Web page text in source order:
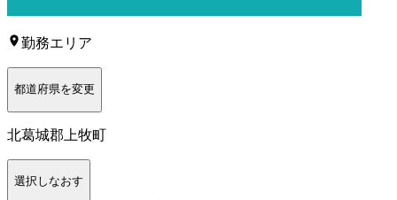
勤務エリア
都道府県を変更
北葛城郡上牧町
選択しなおす